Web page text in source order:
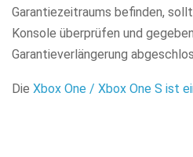
Garantiezeitraums befinden,
Konsole überprüfen und
Garantieverlängerung
Die Xbox One / Xbox One S ist